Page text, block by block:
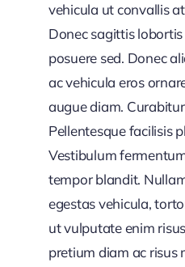
vehicula ut convallis
Donec sagittis
posuere sed. Donec
ac vehicula eros
augue diam.
Pellentesque facilisis
Vestibulum
tempor blandit.
egestas vehicula,
ut vulputate enim
pretium diam ac risus